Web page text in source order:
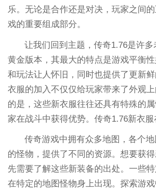
乐。无论是合作还是对决，玩家之间
戏的重要组成部分。
让我们回到主题，传奇1.76是许
黄金版本，其最大的特点是游戏平衡
和玩法让人怀旧，同时也提供了更新
衣服的加入不仅仅给玩家带来了外观
的是，这些新衣服往往还具有特殊的
家在战斗中获得优势。传奇1.76新衣服
传奇游戏中拥有众多地图，各个
的怪物，提供了不同的资源。想要获
先需要了解这些新装备的出处。一些
在特定的地图怪物身上出现。探索游戏